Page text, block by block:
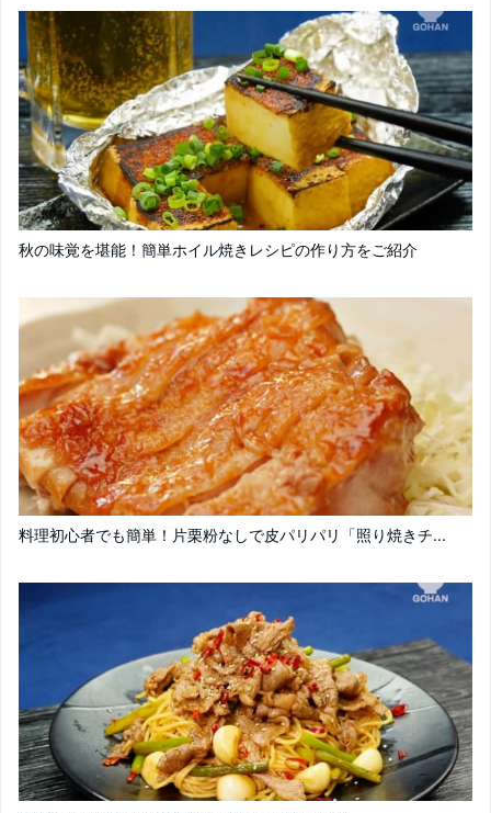
秋の味覚を堪能！簡単ホイル焼きレシピの作り方をご紹介
料理初心者でも簡単！片栗粉なしで皮パリパリ「照り焼きチ...